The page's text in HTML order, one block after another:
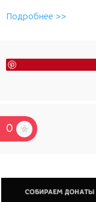
Подробнее >>
0